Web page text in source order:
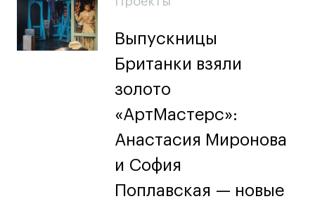
Выпускницы
Британки взяли
золото
«АртМастерс»:
Анастасия Миронова
и София
Поплавская — новые